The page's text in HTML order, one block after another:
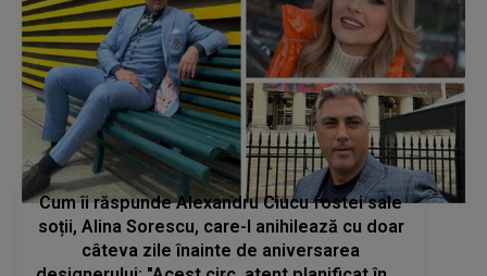
Cum îi răspunde Alexandru Ciucu fostei sale
soții, Alina Sorescu, care-l anihilează cu doar
câteva zile înainte de aniversarea